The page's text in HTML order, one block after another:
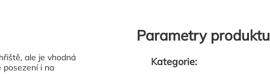
ale je vhodná
posezení i na
Parametry produktu
Kategorie: